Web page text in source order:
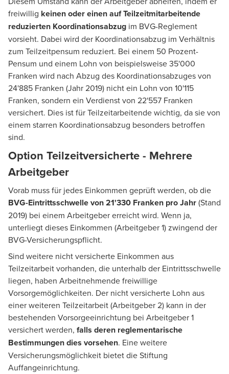
freiwillig keinen oder einenauf Teilzeitmitarbeitende
reduzierten Koordinationsabzug im BVG-Reglement
vorsieht. Dabei wird der Koordinationsabzug im Verhältnis
zum Teilzeitpensum reduziert. Bei einem 50 Prozent-
Pensum und einem Lohn von beispielsweise 35'000
Franken wird nach Abzug des Koordinationsabzuges von
24'885 Franken (Jahr 2019) nicht ein Lohn von 10'115
Franken, sondern ein Verdienst von 22'557 Franken
versichert. Dies ist für Teilzeitarbeitende wichtig, da sie von
einem starren Koordinationsabzug besonders betroffen
sind.
Option Teilzeitversicherte - Mehrere
Arbeitgeber
Vorab muss für jedes Einkommen geprüft werden, ob die
BVG-Eintrittsschwelle von 21'330 Franken pro Jahr(Stand
2019) bei einem Arbeitgeber erreicht wird. Wenn ja,
unterliegt dieses Einkommen (Arbeitgeber 1) zwingend der
BVG-Versicherungspflicht.
Sind weitere nicht versicherte Einkommen aus
Teilzeitarbeit vorhanden, die unterhalb der Eintrittsschwelle
liegen, haben Arbeitnehmende freiwillige
Vorsorgemöglichkeiten. Der nicht versicherte Lohn aus
einer weiteren Teilzeitarbeit (Arbeitgeber 2) kann in der
bestehenden Vorsorgeeinrichtung bei Arbeitgeber 1
versichert werden, falls deren reglementarische
Bestimmungen dies vorsehen. Eine weitere
Versicherungsmöglichkeit bietet die Stiftung
Auffangeinrichtung.